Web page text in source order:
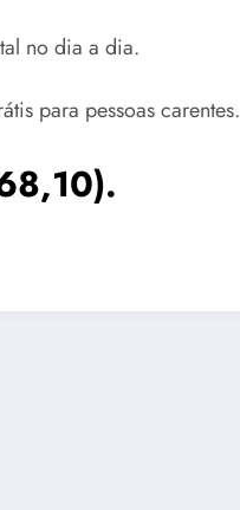
no dia a dia.
para pessoas carentes.
).